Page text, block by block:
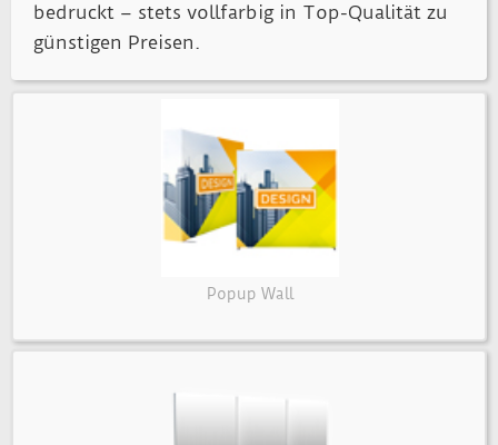
bedruckt – stets vollfarbig in Top-Qualität zu
günstigen Preisen.
Popup Wall